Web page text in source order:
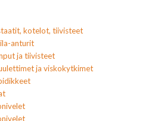
kotelot, tiivisteet
anturit
ja tiivisteet
ja viskokytkimet